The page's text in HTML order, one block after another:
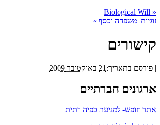
«
זוגיות, משפחה וכסף »
קישורים
| פורסם בתאריך:21 באוקטובר 2009
ארגונים חברתיים
אתר חופש- למניעת כפיה דתית